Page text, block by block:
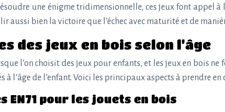
une énigme tridimensionnelle, ces jeux font appel
aussi bien la victoire que l’échec avec maturité et de
des jeux en bois selon l’âge
l’on choisit des jeux pour enfants, et les jeux en bois
à l’âge de l’enfant. Voici les principaux aspects à prendre
EN71 pour les jouets en bois